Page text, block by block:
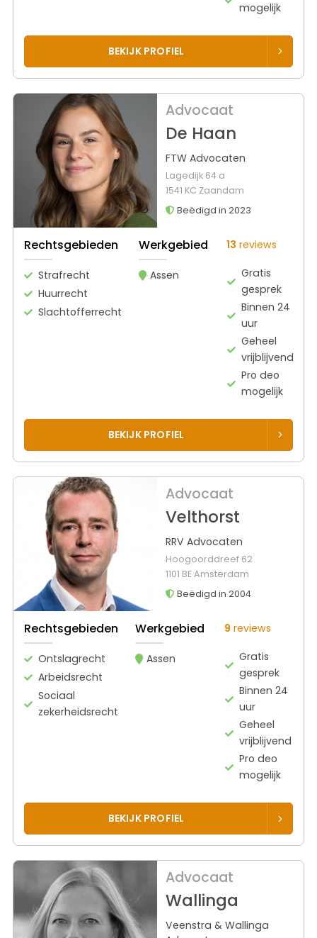
mogelijk
BEKIJK PROFIEL
Advocaat
De Haan
FTW Advocaten
Lagedijk 64 a
1541 KC Zaandam
Beëdigd in 2023
Rechtsgebieden
Strafrecht
Huurrecht
Slachtofferrecht
Werkgebied
Assen
13 reviews
Gratis
gesprek
Binnen 24
uur
Geheel
vrijblijvend
Pro deo
mogelijk
BEKIJK PROFIEL
Advocaat
Velthorst
RRV Advocaten
Hoogoorddreef 62
1101 BE Amsterdam
Beëdigd in 2004
Rechtsgebieden
Ontslagrecht
Arbeidsrecht
Sociaal
zekerheidsrecht
Werkgebied
Assen
9 reviews
Gratis
gesprek
Binnen 24
uur
Geheel
vrijblijvend
Pro deo
mogelijk
BEKIJK PROFIEL
Advocaat
Wallinga
Veenstra & Wallinga